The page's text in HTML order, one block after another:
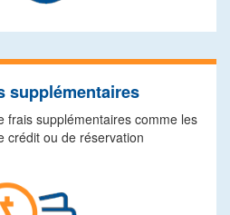
supplémentaires
frais supplémentaires comme les
crédit ou de réservation